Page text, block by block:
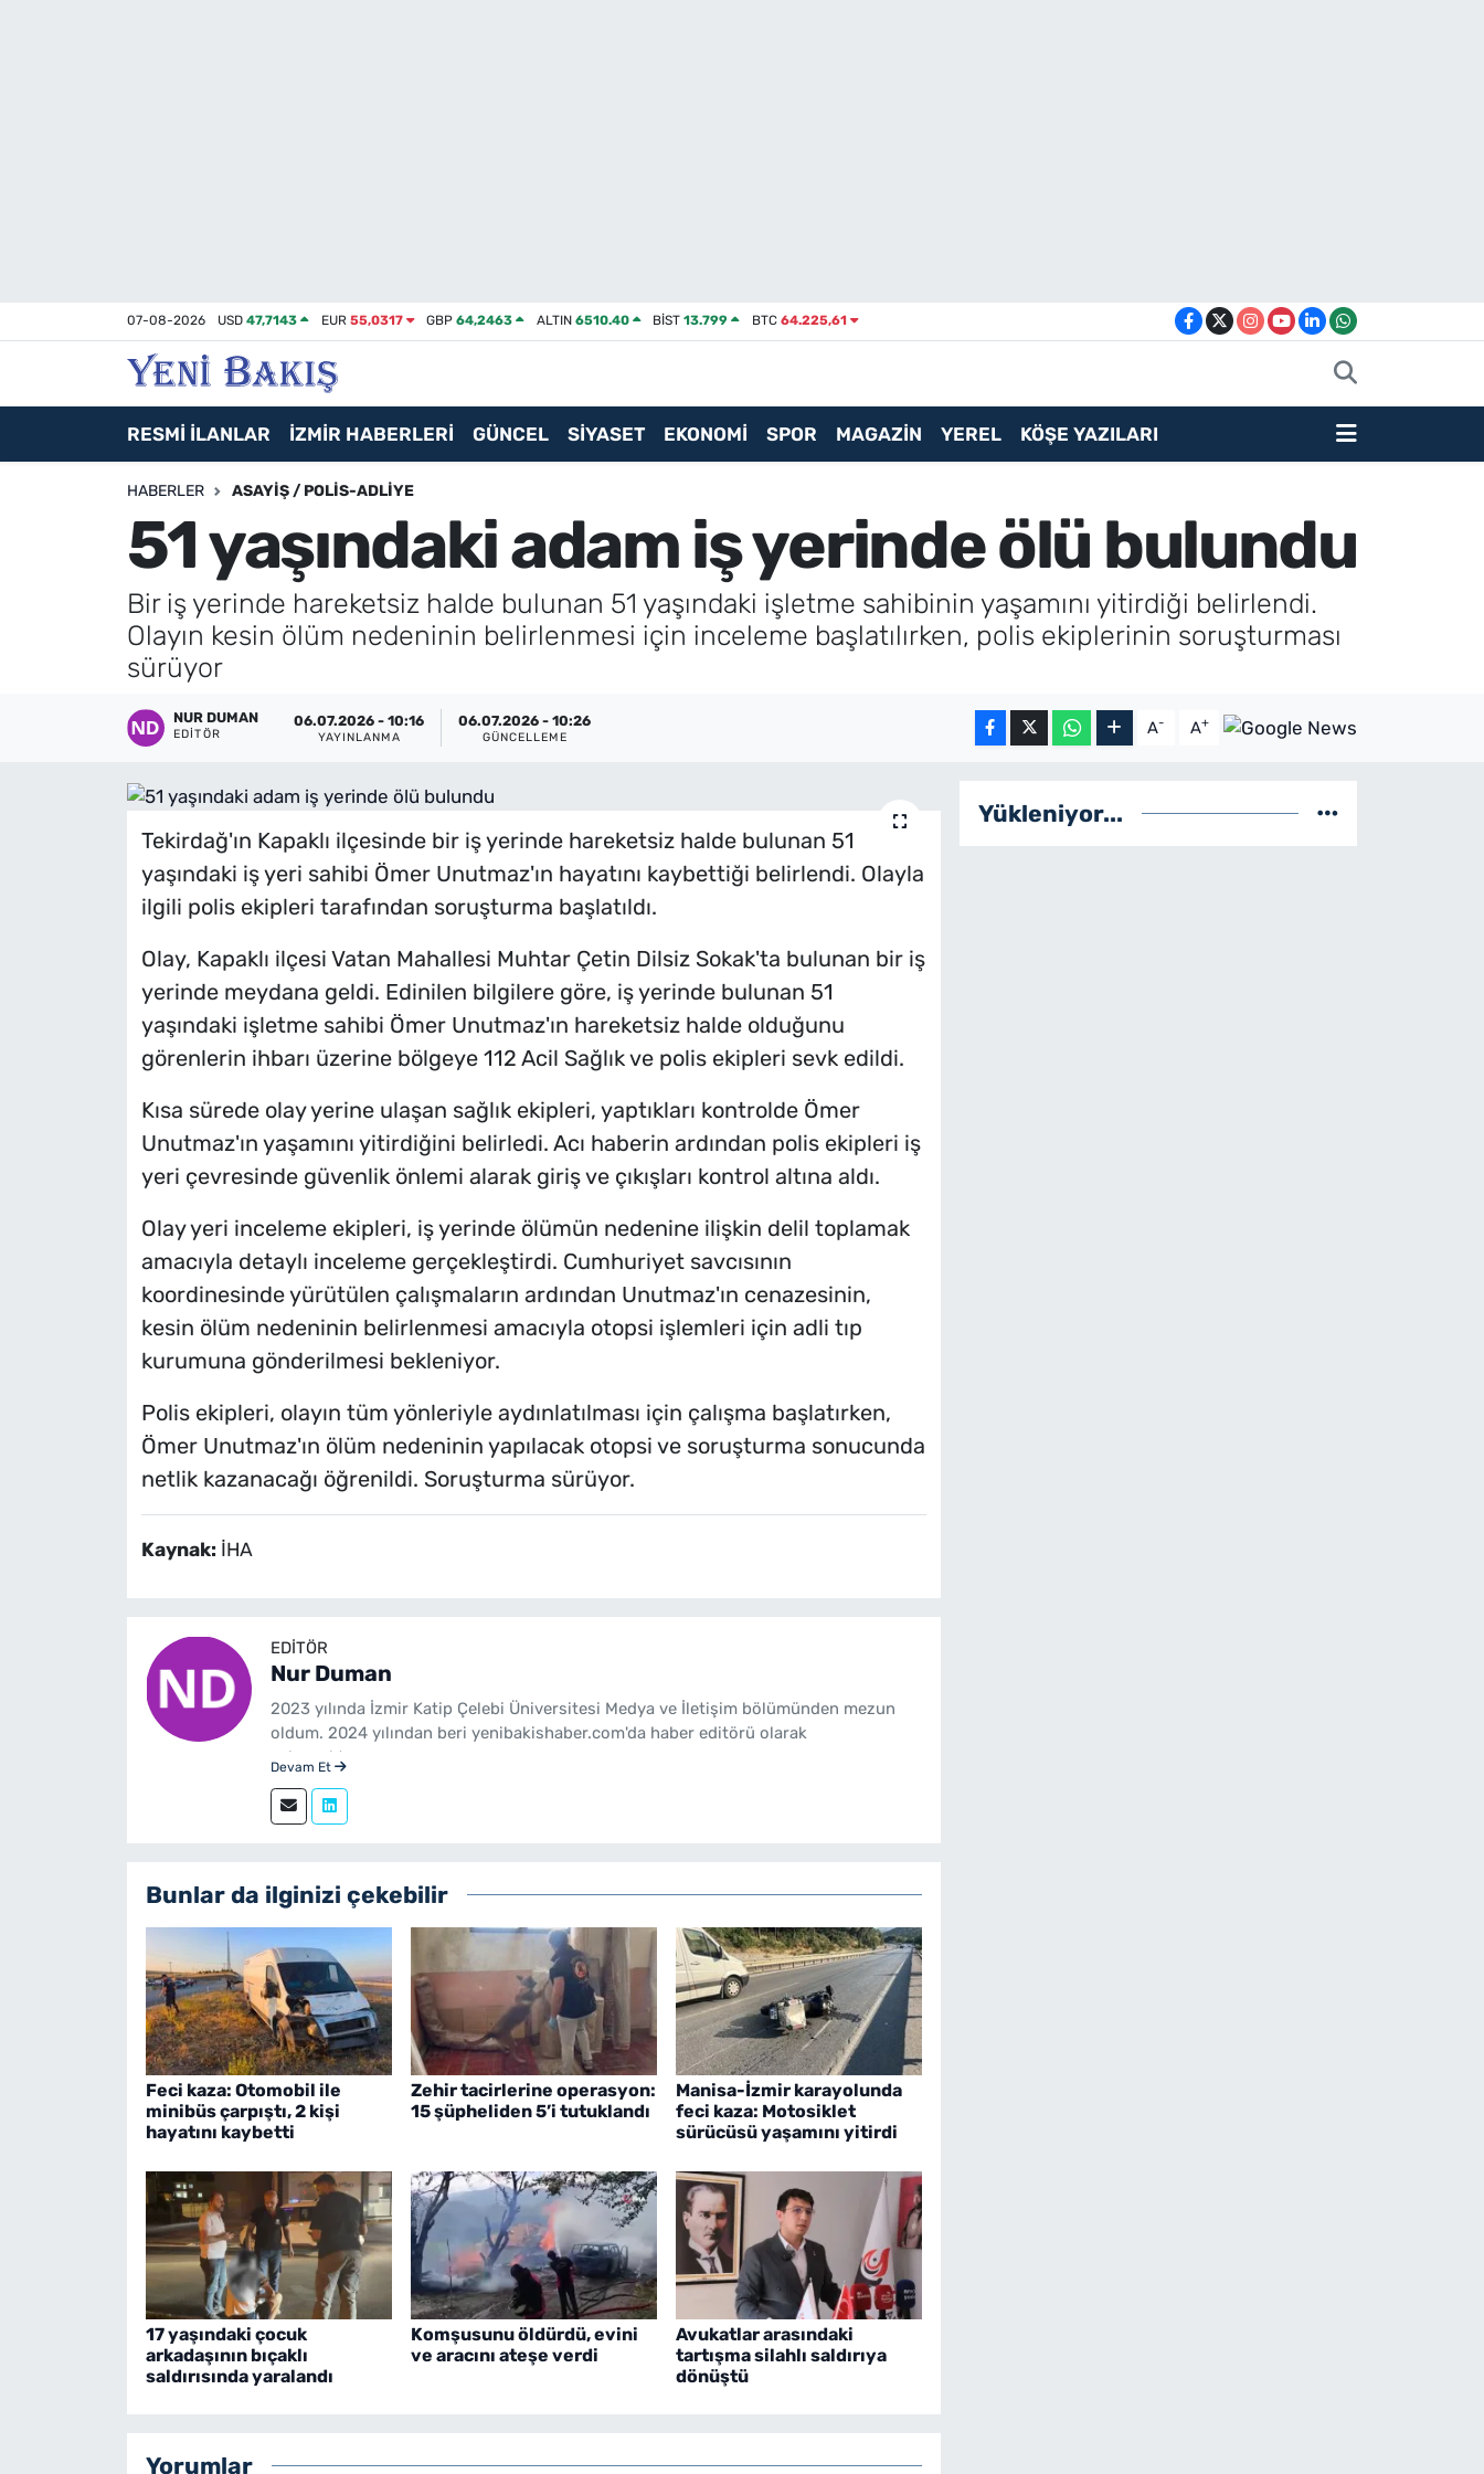
07-08-2026 USD47,7143 EUR 55,0317 GBP64,2463 ALTIN 6510.40 BİST13.799 BTC 64.225,61
RESMİ İLANLAR İZMİR HABERLERİ GÜNCEL SİYASET EKONOMİ SPOR MAGAZİN YEREL KÖŞE YAZILARI
HABERLER ASAYIŞ / POLIS-ADLIYE
51 yaşındaki adam iş yerinde ölü bulundu
Bir iş yerinde hareketsiz halde bulunan 51 yaşındaki işletme sahibinin yaşamını yitirdiği belirlendi.
Olayın kesin ölüm nedeninin belirlenmesi için inceleme başlatılırken, polis ekiplerinin soruşturması
sürüyor
NUR DUMAN
EDITÖR
06.07.2026 - 10:16
YAYINLANMA
06.07.2026 - 10:26
GÜNCELLEME A- A+
Tekirdağ'ın Kapaklı ilçesinde bir iş yerinde hareketsiz halde bulunan 51
yaşındaki iş yeri sahibi Ömer Unutmaz'ın hayatını kaybettiği belirlendi. Olayla
ilgili polis ekipleri tarafından soruşturma başlatıldı.
Olay, Kapaklı ilçesi Vatan Mahallesi Muhtar Çetin Dilsiz Sokak'ta bulunan bir iş
yerinde meydana geldi. Edinilen bilgilere göre, iş yerinde bulunan 51
yaşındaki işletme sahibi Ömer Unutmaz'ın hareketsiz halde olduğunu
görenlerin ihbarı üzerine bölgeye 112 Acil Sağlık ve polis ekipleri sevk edildi.
Kısa sürede olay yerine ulaşan sağlık ekipleri, yaptıkları kontrolde Ömer
Unutmaz'ın yaşamını yitirdiğini belirledi. Acı haberin ardından polis ekipleri iş
yeri çevresinde güvenlik önlemi alarak giriş ve çıkışları kontrol altına aldı.
Olay yeri inceleme ekipleri, iş yerinde ölümün nedenine ilişkin delil toplamak
amacıyla detaylı inceleme gerçekleştirdi. Cumhuriyet savcısının
koordinesinde yürütülen çalışmaların ardından Unutmaz'ın cenazesinin,
kesin ölüm nedeninin belirlenmesi amacıyla otopsi işlemleri için adli tıp
kurumuna gönderilmesi bekleniyor.
Polis ekipleri, olayın tüm yönleriyle aydınlatılması için çalışma başlatırken,
Ömer Unutmaz'ın ölüm nedeninin yapılacak otopsi ve soruşturma sonucunda
netlik kazanacağı öğrenildi. Soruşturma sürüyor.
Kaynak: İHA
EDITÖR
Nur Duman
2023 yılında İzmir Katip Çelebi Üniversitesi Medya ve İletişim bölümünden mezun
oldum. 2024 yılından beri yenibakishaber.com'da haber editörü olarak
çalışmaktayım.
Devam Et
Bunlar da ilginizi çekebilir
Feci kaza: Otomobil ile
minibüs çarpıştı, 2 kişi
hayatını kaybetti
Zehir tacirlerine operasyon:
15 şüpheliden 5’i tutuklandı
Manisa-İzmir karayolunda
feci kaza: Motosiklet
sürücüsü yaşamını yitirdi
17 yaşındaki çocuk
arkadaşının bıçaklı
saldırısında yaralandı
Komşusunu öldürdü, evini
ve aracını ateşe verdi
Avukatlar arasındaki
tartışma silahlı saldırıya
dönüştü
Yorumlar
Yükleniyor...
Asayiş / Polis-Adliye
Magazin
İletişim